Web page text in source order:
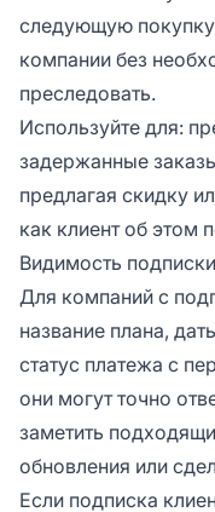
следующую покупку
компании без
преследовать.
Используйте для:
задержанные
предлагая скидку
как клиент об этом
Видимость
Для компаний с
название плана,
статус платежа с
они могут точно
заметить
обновления или
Если подписка